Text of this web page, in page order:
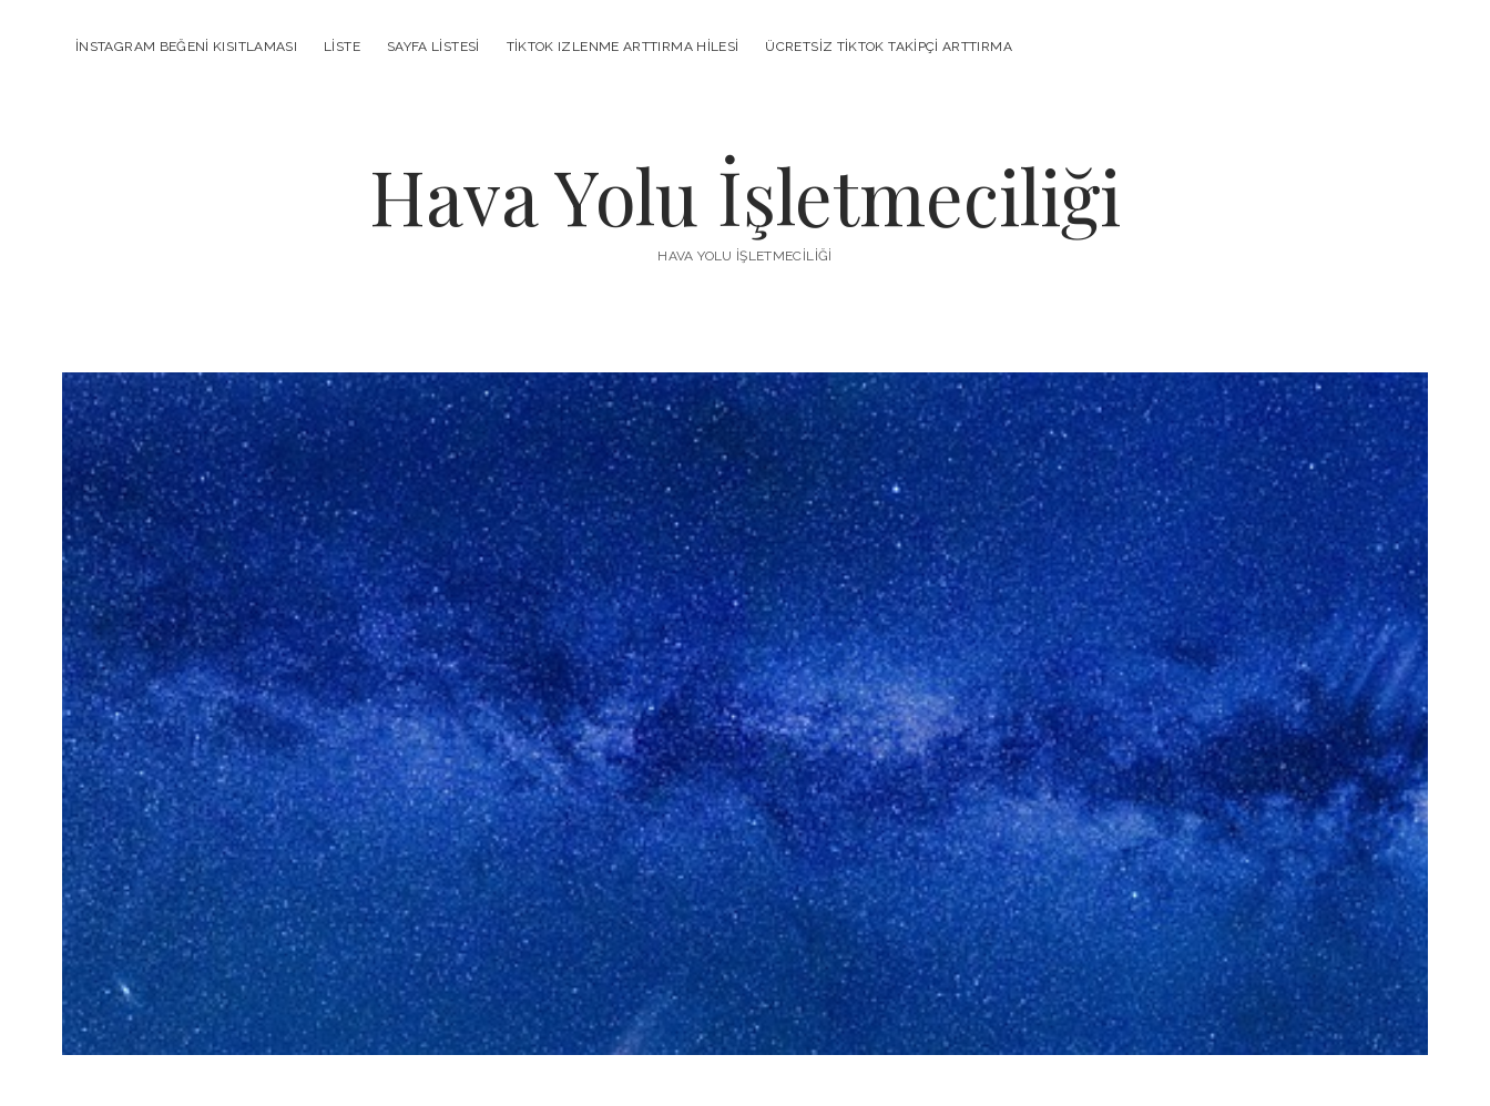
INSTAGRAM BEĞENI KISITLAMASI LISTE SAYFA LISTESI TIKTOK IZLENME ARTTIRMA HILESI ÜCRETSIZ TIKTOK TAKIPÇI ARTTIRMA
Hava Yolu İşletmeciliği
HAVA YOLU İŞLETMECILIĞI